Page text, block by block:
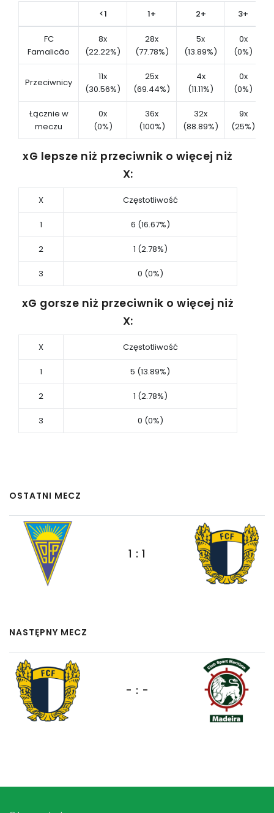
<1 1+ 2+ 3+
FC
Famalicão
8x
(22.22%)
28x
(77.78%)
5x
(13.89%)
0x
(0%)
Przeciwnicy
11x
(30.56%)
25x
(69.44%)
4x
(11.11%)
0x
(0%)
Łącznie w
meczu
0x
(0%)
36x
(100%)
32x
(88.89%)
9x
(25%)
xG lepsze niż przeciwnik o więcej niż
X:
X Częstotliwość
1 6 (16.67%)
2 1 (2.78%)
3 0 (0%)
xG gorsze niż przeciwnik o więcej niż
X:
X Częstotliwość
1 5 (13.89%)
2 1 (2.78%)
3 0 (0%)
OSTATNI MECZ
1 : 1
NASTĘPNY MECZ
- : -